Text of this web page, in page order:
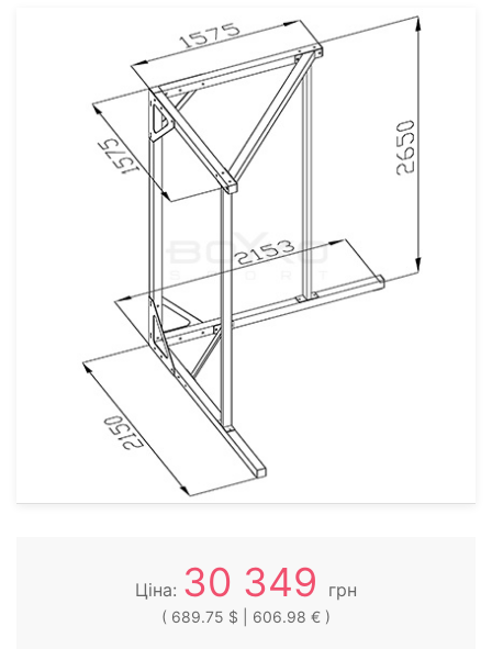
Ціна: 30 349 грн
( 689.75 $ | 606.98 € )